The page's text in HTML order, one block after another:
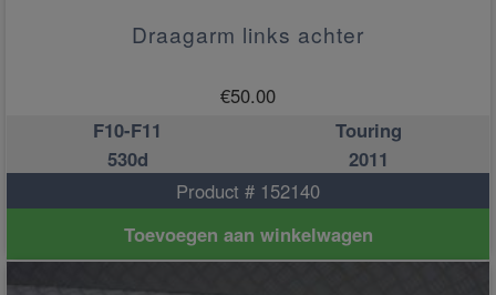
Draagarm links achter
€50.00
F10-F11
Touring
530d
2011
Product # 152140
Toevoegen aan winkelwagen